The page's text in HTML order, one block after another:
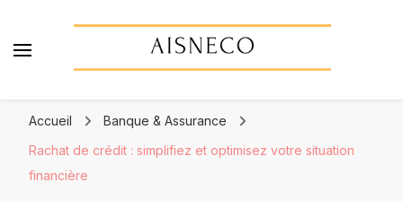
Accueil
Banque & Assurance
Rachat de crédit : simplifiez et optimisez votre situation
financière